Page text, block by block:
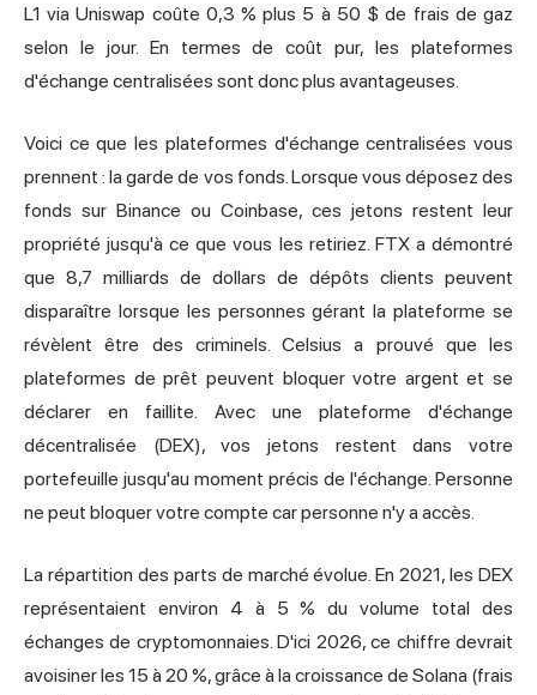
L1 via Uniswap coûte 0,3 % plus 5 à 50 $ de frais de gaz
selon le jour. En termes de coût pur, les plateformes
d'échange centralisées sont donc plus avantageuses.
Voici ce que les plateformes d'échange centralisées vous
prennent : la garde de vos fonds. Lorsque vous déposez des
fonds sur Binance ou Coinbase, ces jetons restent leur
propriété jusqu'à ce que vous les retiriez. FTX a démontré
que 8,7 milliards de dollars de dépôts clients peuvent
disparaître lorsque les personnes gérant la plateforme se
révèlent être des criminels. Celsius a prouvé que les
plateformes de prêt peuvent bloquer votre argent et se
déclarer en faillite. Avec une plateforme d'échange
décentralisée (DEX), vos jetons restent dans votre
portefeuille jusqu'au moment précis de l'échange. Personne
ne peut bloquer votre compte car personne n'y a accès.
La répartition des parts de marché évolue. En 2021, les DEX
représentaient environ 4 à 5 % du volume total des
échanges de cryptomonnaies. D'ici 2026, ce chiffre devrait
avoisiner les 15 à 20 %, grâce à la croissance de Solana (frais